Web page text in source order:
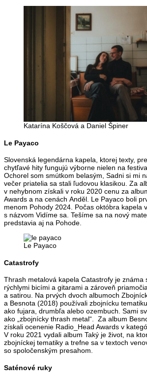
Katarína Koščová a Daniel Špiner
Le Payaco
Slovenská legendárna kapela, ktorej texty,
chytľavé hity fungujú výborne nielen na
Ochorel som smútkom belasým, Sadni si mi
večer priatelia sa stali ľudovou klasikou. Za
v nehybnom získali v roku 2020 cenu za
Awards a na cenách Anděl. Le Payaco boli
menom Pohody 2024. Počas októbra kapela
s názvom Vidíme sa. Tešíme sa na nový
predstavia aj na Pohode.
Le Payaco
Catastrofy
Thrash metalová kapela Catastrofy je známa
rýchlymi bicími a gitarami a zároveň
a satirou. Na prvých dvoch albumoch
a Besnota (2018) používali zbojnícku
ako fujara, drumbľa alebo ozembuch. Sami
ako „zbojnícky thrash metal“. Za album
získali ocenenie Radio_Head Awards v
V roku 2021 vydali album Taký je život, na
zbojníckej tematiky a trefne sa v textoch
so spoločenským presahom.
Saténové ruky